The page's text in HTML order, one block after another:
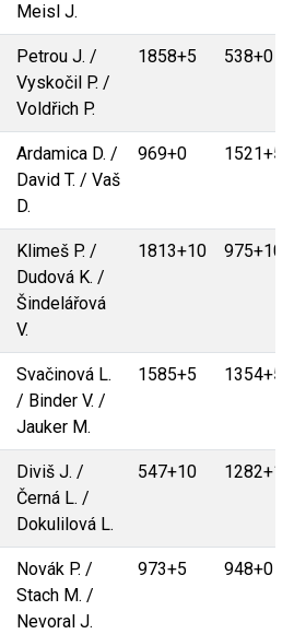
Meisl J.
Petrou J. /
Vyskočil P. /
Voldřich P.
1858+5 538+0
Ardamica D. /
David T. / Vaš
D.
969+0 1521+5
Klimeš P. /
Dudová K. /
Šindelářová
V.
1813+10 975+10
Svačinová L.
/ Binder V. /
Jauker M.
1585+5 1354+5
Diviš J. /
Černá L. /
Dokulilová L.
547+10 1282+10
Novák P. /
Stach M. /
Nevoral J.
973+5 948+0